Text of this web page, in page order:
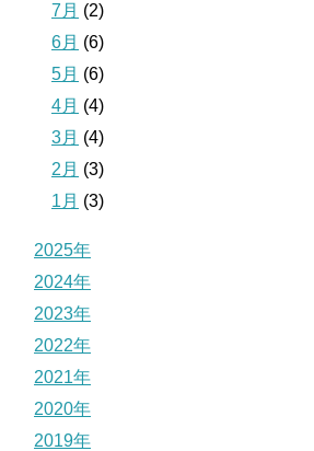
7月 (2)
6月 (6)
5月 (6)
4月 (4)
3月 (4)
2月 (3)
1月 (3)
2025年
2024年
2023年
2022年
2021年
2020年
2019年